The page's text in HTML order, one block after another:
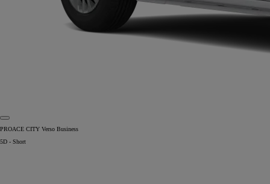
PROACE CITY Verso Business
5D - Short